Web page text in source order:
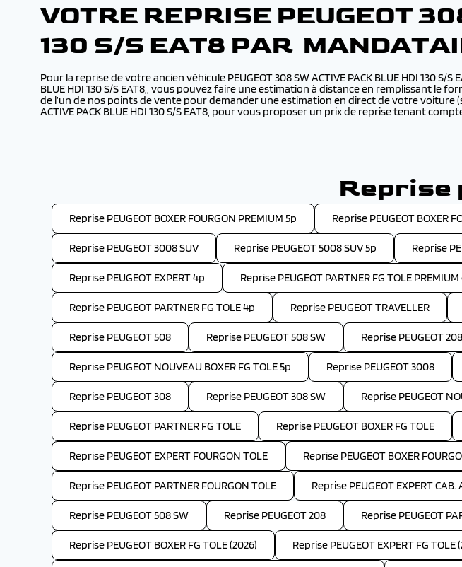
VOTRE REPRISE PEUGEOT
130 S/S EAT8 PAR
Pour la reprise de votre ancien véhicule PEUGEOT 308 SW ACTIVE PACK BLUE HDI 130
BLUE HDI 130 S/S EAT8,, vous pouvez faire une estimation à distance en remplissant le
de l’un de nos points de vente pour demander une estimation en direct de votre voiture
ACTIVE PACK BLUE HDI 130 S/S EAT8, pour vous proposer un prix de reprise tenant
Reprise
Reprise PEUGEOT BOXER FOURGON PREMIUM 5p Reprise PEUGEOT BOXER
Reprise PEUGEOT 3008 SUV Reprise PEUGEOT 5008 SUV 5p Reprise
Reprise PEUGEOT EXPERT 4p Reprise PEUGEOT PARTNER FG TOLE PREMIUM
Reprise PEUGEOT PARTNER FG TOLE 4p Reprise PEUGEOT TRAVELLER
Reprise PEUGEOT 508 Reprise PEUGEOT 508 SW Reprise PEUGEOT 208
Reprise PEUGEOT NOUVEAU BOXER FG TOLE 5p Reprise PEUGEOT 3008
Reprise PEUGEOT 308 Reprise PEUGEOT 308 SW Reprise PEUGEOT
Reprise PEUGEOT PARTNER FG TOLE Reprise PEUGEOT BOXER FG TOLE
Reprise PEUGEOT EXPERT FOURGON TOLE Reprise PEUGEOT BOXER
Reprise PEUGEOT PARTNER FOURGON TOLE Reprise PEUGEOT EXPERT CAB.
Reprise PEUGEOT 508 SW Reprise PEUGEOT 208 Reprise PEUGEOT
Reprise PEUGEOT BOXER FG TOLE (2026) Reprise PEUGEOT EXPERT FG TOLE